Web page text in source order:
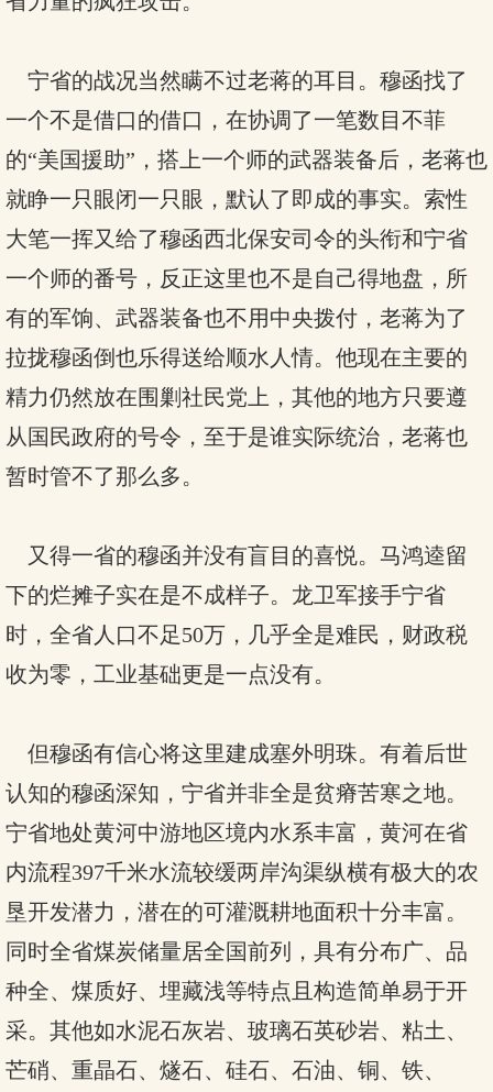
宁省的战况当然瞒不过老蒋的耳目。穆函找了
一个不是借口的借口，在协调了一笔数目不菲
的“美国援助”，搭上一个师的武器装备后，老蒋也
就睁一只眼闭一只眼，默认了即成的事实。索性
大笔一挥又给了穆函西北保安司令的头衔和宁省
一个师的番号，反正这里也不是自己得地盘，所
有的军饷、武器装备也不用中央拨付，老蒋为了
拉拢穆函倒也乐得送给顺水人情。他现在主要的
精力仍然放在围剿社民党上，其他的地方只要遵
从国民政府的号令，至于是谁实际统治，老蒋也
暂时管不了那么多。
又得一省的穆函并没有盲目的喜悦。马鸿逵留
下的烂摊子实在是不成样子。龙卫军接手宁省
时，全省人口不足50万，几乎全是难民，财政税
收为零，工业基础更是一点没有。
但穆函有信心将这里建成塞外明珠。有着后世
认知的穆函深知，宁省并非全是贫瘠苦寒之地。
宁省地处黄河中游地区境内水系丰富，黄河在省
内流程397千米水流较缓两岸沟渠纵横有极大的农
垦开发潜力，潜在的可灌溉耕地面积十分丰富。
同时全省煤炭储量居全国前列，具有分布广、品
种全、煤质好、埋藏浅等特点且构造简单易于开
采。其他如水泥石灰岩、玻璃石英砂岩、粘土、
芒硝、重晶石、燧石、硅石、石油、铜、铁、